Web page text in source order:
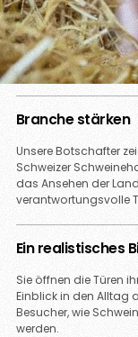
Branche stärken
Unsere Botschafter
Schweizer
das Ansehen der
verantwortungsvolle
Ein realistisches
Sie öffnen die Türen
Einblick in den Alltag
Besucher, wie
werden.